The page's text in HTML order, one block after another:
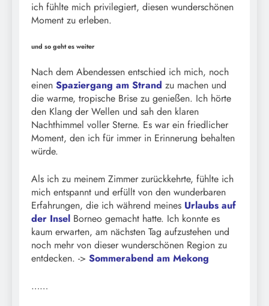
ich fühlte mich privilegiert, diesen wunderschönen
Moment zu erleben.
und so geht es weiter
Nach dem Abendessen entschied ich mich, noch
einen Spaziergang am Strand zu machen und
die warme, tropische Brise zu genießen. Ich hörte
den Klang der Wellen und sah den klaren
Nachthimmel voller Sterne. Es war ein friedlicher
Moment, den ich für immer in Erinnerung behalten
würde.
Als ich zu meinem Zimmer zurückkehrte, fühlte ich
mich entspannt und erfüllt von den wunderbaren
Erfahrungen, die ich während meines Urlaubs auf
der Insel Borneo gemacht hatte. Ich konnte es
kaum erwarten, am nächsten Tag aufzustehen und
noch mehr von dieser wunderschönen Region zu
entdecken. -> Sommerabend am Mekong
……